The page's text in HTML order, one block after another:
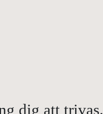
dig att trivas.